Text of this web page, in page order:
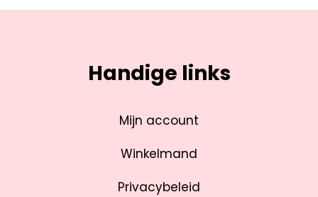
Handige links
Mijn account
Winkelmand
Privacybeleid